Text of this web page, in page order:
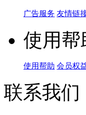
广告服务 友情链
使用帮
使用帮助 会员权
联系我们